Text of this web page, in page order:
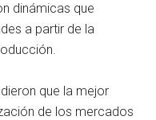
dinámicas que
a partir de la
que la mejor
de los mercados